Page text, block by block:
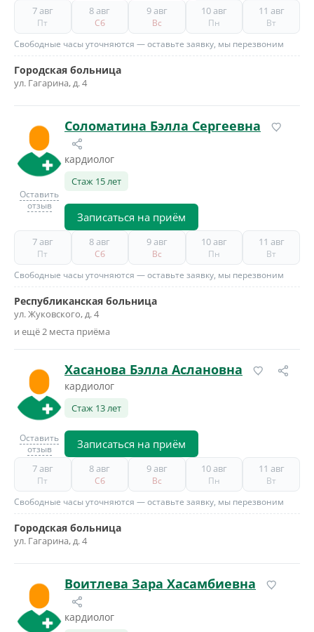
7 авг
Пт
8 авг
Сб
9 авг
Вс
10 авг
Пн
11 авг
Вт
Свободные часы уточняются — оставьте заявку, мы перезвоним
Городская больница
ул. Гагарина, д. 4
Оставить
отзыв
Соломатина Бэлла Сергеевна
кардиолог
Стаж 15 лет
Записаться на приём
7 авг
Пт
8 авг
Сб
9 авг
Вс
10 авг
Пн
11 авг
Вт
Свободные часы уточняются — оставьте заявку, мы перезвоним
Республиканская больница
ул. Жуковского, д. 4
и ещё 2 места приёма
Оставить
отзыв
Хасанова Бэлла Аслановна
кардиолог
Стаж 13 лет
Записаться на приём
7 авг
Пт
8 авг
Сб
9 авг
Вс
10 авг
Пн
11 авг
Вт
Свободные часы уточняются — оставьте заявку, мы перезвоним
Городская больница
ул. Гагарина, д. 4
Воитлева Зара Хасамбиевна
кардиолог